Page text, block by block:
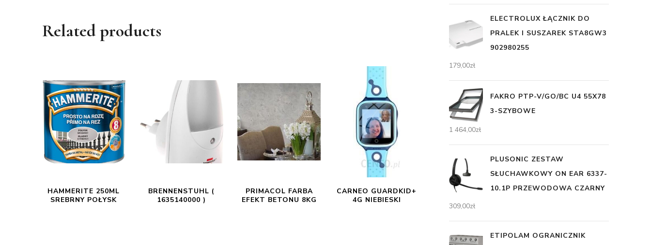
Related products
HAMMERITE 250ML
SREBRNY POŁYSK
BRENNENSTUHL (
1635140000 )
PRIMACOL FARBA
EFEKT BETONU 8KG
CARNEO GUARDKID+
4G NIEBIESKI
ELECTROLUX ŁĄCZNIK DO
PRALEK I SUSZAREK STA8GW3
902980255
179,00zł
FAKRO PTP-V/GO/BC U4 55X78
3-SZYBOWE
1 464,00zł
PLUSONIC ZESTAW
SŁUCHAWKOWY ON EAR 6337-
10.1P PRZEWODOWA CZARNY
309,00zł
ETIPOLAM OGRANICZNIK